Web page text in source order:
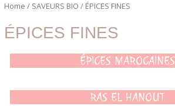
Home / SAVEURS BIO / ÉPICES FINES
ÉPICES FINES
ÉPICES MAROCAINES
RAS EL HANOUT